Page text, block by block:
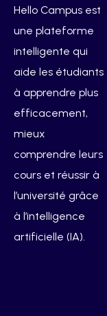
Hello Campus est
une plateforme
intelligente qui
aide les étudiants
à apprendre plus
efficacement,
mieux
comprendre leurs
cours et réussir à
l’université grâce
à l’intelligence
artificielle (IA).